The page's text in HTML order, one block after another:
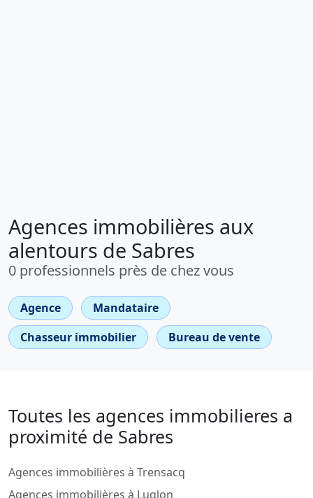
Agences immobilières aux
alentours de Sabres
0 professionnels près de chez vous
Agence
Mandataire
Chasseur immobilier
Bureau de vente
Toutes les agences immobilieres a
proximité de Sabres
Agences immobilières à Trensacq
Agences immobilières à Luglon